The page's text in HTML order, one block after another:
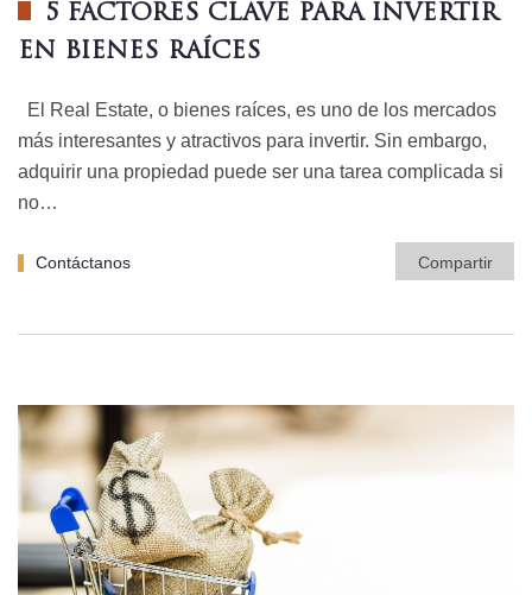
5 FACTORES CLAVE PARA INVERTIR
EN BIENES RAÍCES
El Real Estate, o bienes raíces, es uno de los mercados
más interesantes y atractivos para invertir. Sin embargo,
adquirir una propiedad puede ser una tarea complicada si
no…
Contáctanos Compartir